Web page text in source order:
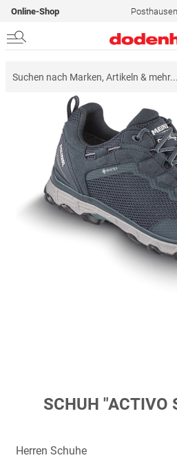
Online-Shop Posthausen
Bildergalerie
Anfang
springen
SCHUH "ACTIVO
Herren Schuhe